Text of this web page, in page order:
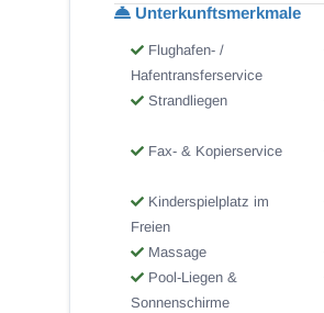
Unterkunftsmerkmale
Flughafen- /
Hafentransferservice
Strandliegen
Fax- & Kopierservice
Kinderspielplatz im
Freien
Massage
Pool-Liegen &
Sonnenschirme